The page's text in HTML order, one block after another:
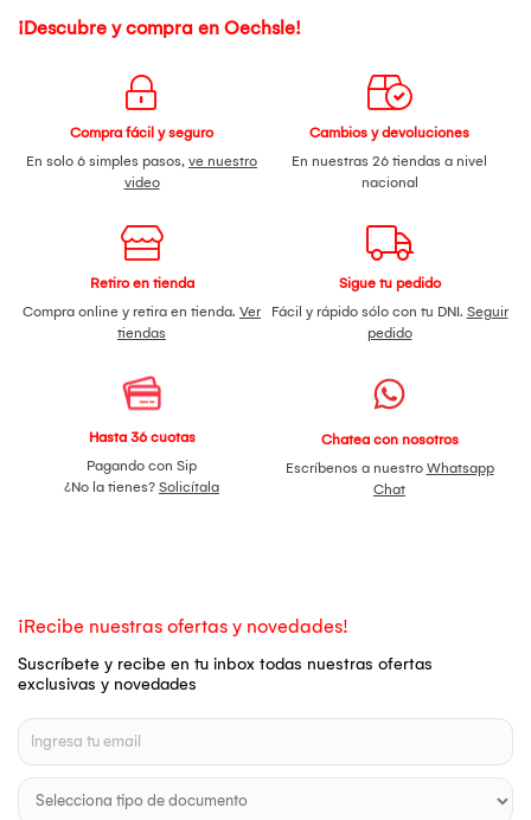
¡Descubre y compra en Oechsle!
Compra fácil y seguro
En solo 6 simples pasos, ve nuestro
video
Cambios y devoluciones
En nuestras 26 tiendas a nivel
nacional
Retiro en tienda
Compra online y retira en tienda. Ver
tiendas
Sigue tu pedido
Fácil y rápido sólo con tu DNI. Seguir
pedido
Hasta 36 cuotas
Pagando con Sip
¿No la tienes? Solicítala
Chatea con nosotros
Escríbenos a nuestro Whatsapp
Chat
¡Recibe nuestras ofertas y novedades!
Suscríbete y recibe en tu inbox todas nuestras ofertas
exclusivas y novedades